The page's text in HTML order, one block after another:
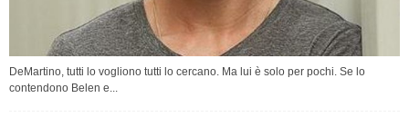
DeMartino, tutti lo vogliono tutti lo cercano. Ma lui è solo per pochi. Se lo
contendono Belen e...